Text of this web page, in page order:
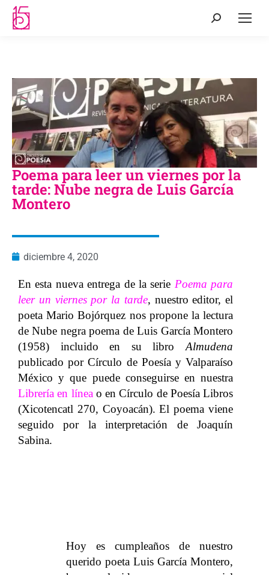
Poema para leer un viernes por la
tarde: Nube negra de Luis García
Montero
diciembre 4, 2020
En esta nueva entrega de la serie Poema para
leer un viernes por la tarde, nuestro editor, el
poeta Mario Bojórquez nos propone la lectura
de Nube negra poema de Luis García Montero
(1958) incluido en su libro Almudena
publicado por Círculo de Poesía y Valparaíso
México y que puede conseguirse en nuestra
Librería en línea o en Círculo de Poesía Libros
(Xicotencatl 270, Coyoacán). El poema viene
seguido por la interpretación de Joaquín
Sabina.
Hoy es cumpleaños de nuestro
querido poeta Luis García Montero,